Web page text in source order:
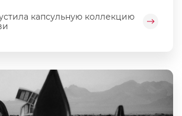
капсульную коллекцию